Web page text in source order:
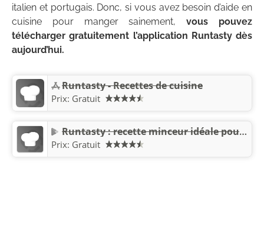
italien et portugais. Donc, si vous avez besoin d’aide en
cuisine pour manger sainement,vous pouvez
télécharger gratuitement l’application Runtasty dès
aujourd’hui.
Runtasty - Recettes de cuisine
Prix: Gratuit
Runtasty : recette minceur idéale pour le Fitness
Prix: Gratuit